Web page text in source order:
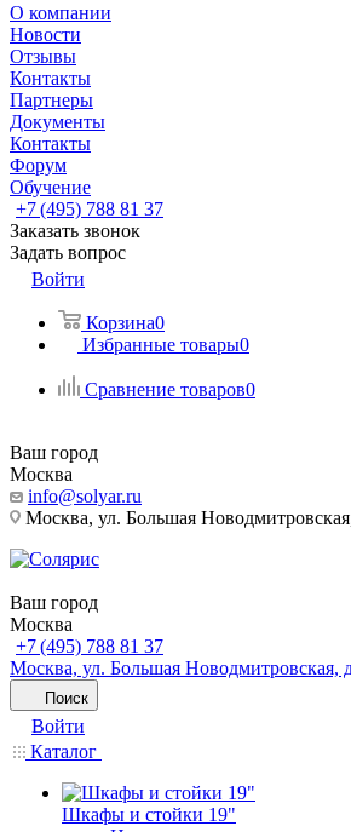
О компании
Новости
Отзывы
Контакты
Партнеры
Документы
Контакты
Форум
Обучение
+7 (495) 788 81 37
Заказать звонок
Задать вопрос
Войти
Корзина0
Избранные товары0
Сравнение товаров0
Ваш город
Москва
info@solyar.ru
Москва, ул. Большая
Ваш город
Москва
+7 (495) 788 81 37
Москва, ул. Большая Новодмитровская,
Поиск
Войти
Каталог
Шкафы и стойки 19"